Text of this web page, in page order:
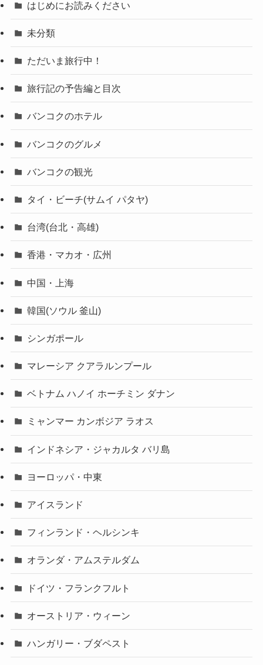
はじめにお読みください
未分類
ただいま旅行中！
旅行記の予告編と目次
バンコクのホテル
バンコクのグルメ
バンコクの観光
タイ・ビーチ(サムイ パタヤ)
台湾(台北・高雄)
香港・マカオ・広州
中国・上海
韓国(ソウル 釜山)
シンガポール
マレーシア クアラルンプール
ベトナム ハノイ ホーチミン ダナン
ミャンマー カンボジア ラオス
インドネシア・ジャカルタ バリ島
ヨーロッパ・中東
アイスランド
フィンランド・ヘルシンキ
オランダ・アムステルダム
ドイツ・フランクフルト
オーストリア・ウィーン
ハンガリー・ブダペスト